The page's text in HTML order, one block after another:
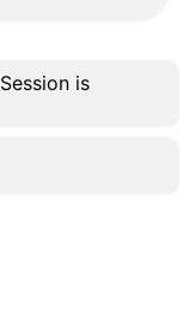
Session is